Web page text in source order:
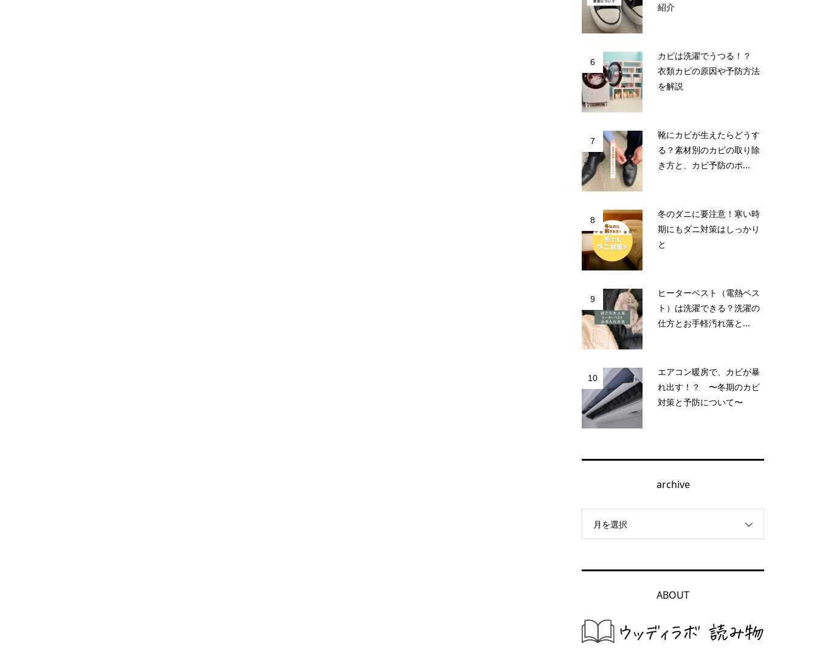
紹介
6
カビは洗濯でうつる！？
衣類カビの原因や予防方法
を解説
7
靴にカビが生えたらどうす
る？素材別のカビの取り除
き方と、カビ予防のポ...
8
冬のダニに要注意！寒い時
期にもダニ対策はしっかり
と
9
ヒーターベスト（電熱ベス
ト）は洗濯できる？洗濯の
仕方とお手軽汚れ落と...
10
エアコン暖房で、カビが暴
れ出す！？ 〜冬期のカビ
対策と予防について〜
archive
月を選択
ABOUT